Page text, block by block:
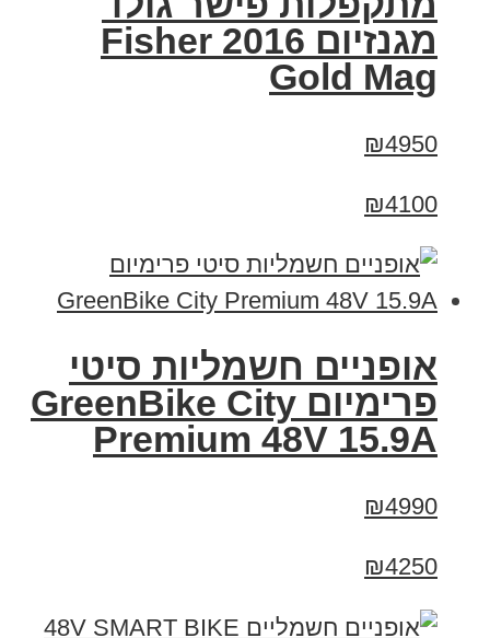
מגנזיום 2016 Fisher
Gold Mag
₪4950
₪4100
אופניים חשמליות סיטי
פרימיום GreenBike City
Premium 48V 15.9A
₪4990
₪4250